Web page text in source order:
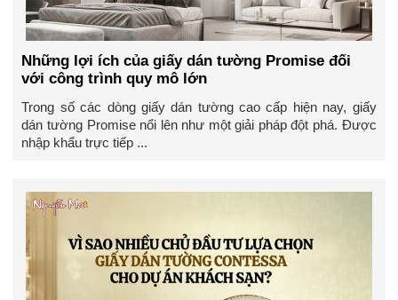
Những lợi ích của giấy dán tường Promise đối
với công trình quy mô lớn
Trong số các dòng giấy dán tường cao cấp hiện nay, giấy
dán tường Promise nổi lên như một giải pháp đột phá. Được
nhập khẩu trực tiếp ...